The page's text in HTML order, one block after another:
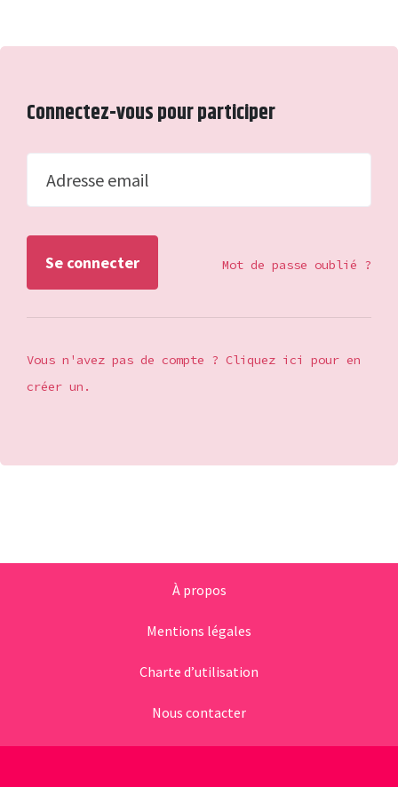
Connectez-vous pour participer
Adresse email
Mot de passe oublié ?
Vous n'avez pas de compte ? Cliquez ici pour en
créer un.
À propos
Mentions légales
Charte d’utilisation
Nous contacter